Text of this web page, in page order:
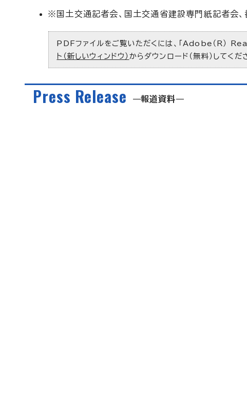
※国土交通記者会、国土交通省建設専門紙記者会、
PDFファイルをご覧いただくには、「Adobe（R）
ト（新しいウィンドウ） からダウンロード（無料）してくだ
Press Release 報道資料